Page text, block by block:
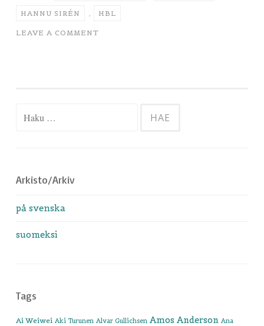
HANNU SIRÉN , HBL
LEAVE A COMMENT
Haku:
Arkisto/Arkiv
på svenska
suomeksi
Tags
Ai Weiwei Aki Turunen Alvar Gullichsen Amos Anderson Ana